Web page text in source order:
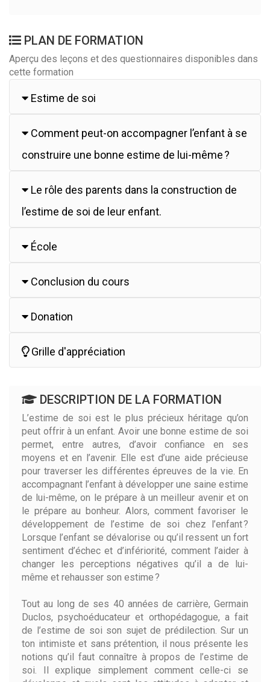
PLAN DE FORMATION
Aperçu des leçons et des questionnaires disponibles dans
cette formation
Estime de soi
Comment peut-on accompagner l’enfant à se
construire une bonne estime de lui-même ?
Le rôle des parents dans la construction de
l’estime de soi de leur enfant.
École
Conclusion du cours
Donation
Grille d'appréciation
DESCRIPTION DE LA FORMATION
L’estime de soi est le plus précieux héritage qu’on
peut offrir à un enfant. Avoir une bonne estime de soi
permet, entre autres, d’avoir confiance en ses
moyens et en l’avenir. Elle est d’une aide précieuse
pour traverser les différentes épreuves de la vie. En
accompagnant l’enfant à développer une saine estime
de lui-même, on le prépare à un meilleur avenir et on
le prépare au bonheur. Alors, comment favoriser le
développement de l’estime de soi chez l’enfant ?
Lorsque l’enfant se dévalorise ou qu’il ressent un fort
sentiment d’échec et d’infériorité, comment l’aider à
changer les perceptions négatives qu’il a de lui-
même et rehausser son estime ?
Tout au long de ses 40 années de carrière, Germain
Duclos, psychoéducateur et orthopédagogue, a fait
de l’estime de soi son sujet de prédilection. Sur un
ton intimiste et sans prétention, il nous présente les
notions qu’il faut connaître à propos de l’estime de
soi. Il explique simplement comment celle-ci se